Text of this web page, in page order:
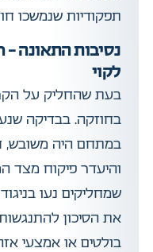
תפקודיות שנמשכו
נסיבות התאונה –
לקוי
בעת שהחליק על
בחוזקה. בבדיקה
במתחם היה משובש,
והיעדר פיקוח מצד
שמחליקים נעו
את הסיכון
בולטים או אמצעי